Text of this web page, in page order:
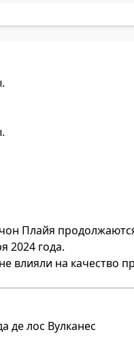
Плайя
2024 года.
влияли на качество
де лос Вулканес